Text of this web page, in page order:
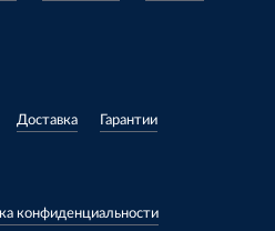
Доставка Гарантии
конфиденциальности